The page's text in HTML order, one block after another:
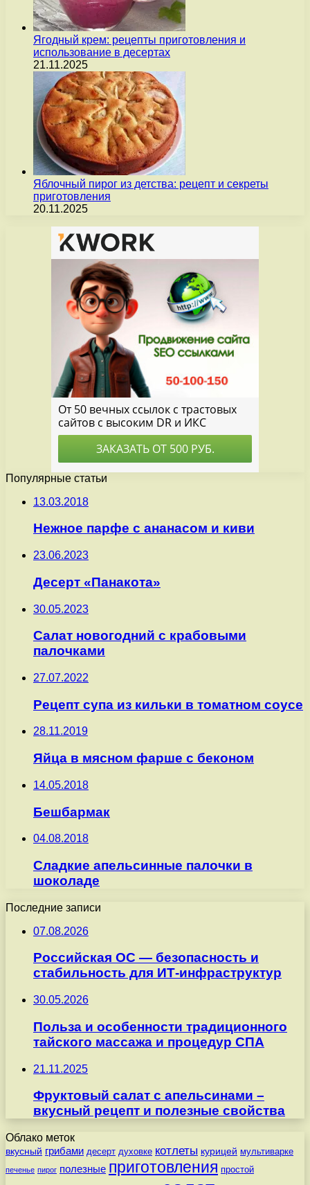
Ягодный крем: рецепты приготовления и
использование в десертах
21.11.2025
Яблочный пирог из детства: рецепт и секреты
приготовления
20.11.2025
Популярные статьи
13.03.2018
Нежное парфе с ананасом и киви
23.06.2023
Десерт «Панакота»
30.05.2023
Салат новогодний с крабовыми
палочками
27.07.2022
Рецепт супа из кильки в томатном соусе
28.11.2019
Яйца в мясном фарше с беконом
14.05.2018
Бешбармак
04.08.2018
Сладкие апельсинные палочки в
шоколаде
Последние записи
07.08.2026
Российская ОС — безопасность и
стабильность для ИТ-инфраструктур
30.05.2026
Польза и особенности традиционного
тайского массажа и процедур СПА
21.11.2025
Фруктовый салат с апельсинами –
вкусный рецепт и полезные свойства
Облако меток
вкусный грибами десерт духовке котлеты курицей мультиварке
печенье пирог полезные приготовления простой